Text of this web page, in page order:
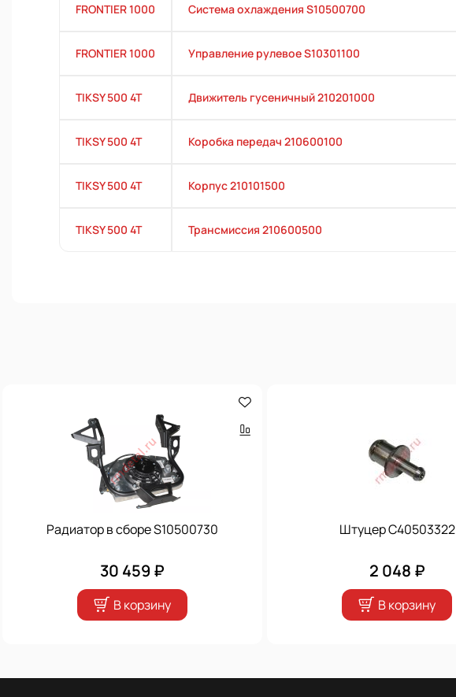
FRONTIER 1000 Система охлаждения S10500700
FRONTIER 1000 Управление рулевое S10301100
TIKSY 500 4T Движитель гусеничный 210201000
TIKSY 500 4T Коробка передач 210600100
TIKSY 500 4T Корпус 210101500
TIKSY 500 4T Трансмиссия 210600500
Радиатор в сборе S10500730
30 459 ₽
В корзину
Штуцер C40503322
2 048 ₽
В корзину